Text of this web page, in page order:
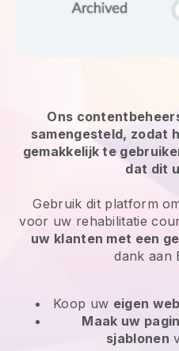
Ons
samengesteld, zodat
gemakkelijk te
dat dit
Gebruik dit platform
voor uw rehabilitatie
uw klanten met een
dank aan
Koop uw eigen
Maak uw
sjablonen